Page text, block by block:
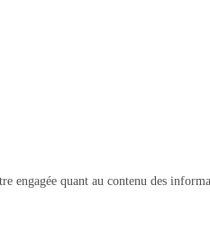
engagée quant au contenu des